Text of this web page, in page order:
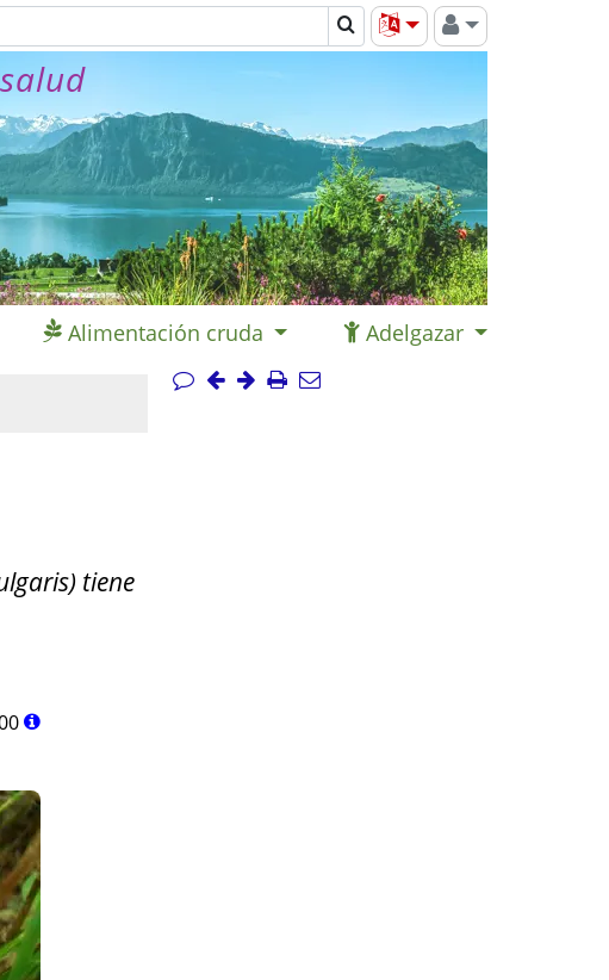
Alimentación cruda Adelgazar
tiene